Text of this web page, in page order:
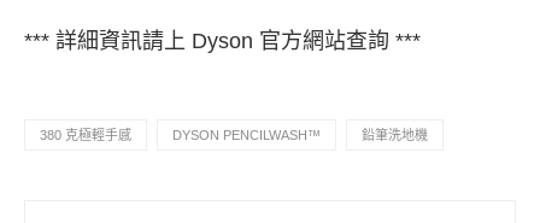
*** 詳細資訊請上 Dyson 官方網站查詢 ***
380 克極輕手感 DYSON PENCILWASH™ 鉛筆洗地機